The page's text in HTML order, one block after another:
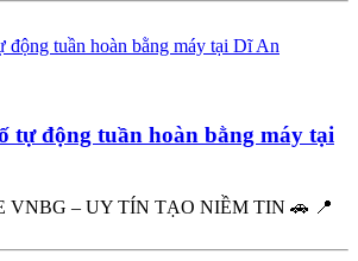
tự động tuần hoàn bằng máy tại
VNBG – UY TÍN TẠO NIỀM TIN 🚗 📍